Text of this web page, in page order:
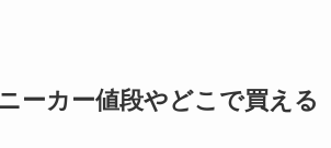
ーカー値段やどこで買える